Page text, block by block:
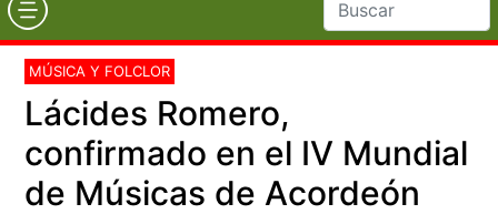
MÚSICA Y FOLCLOR
Lácides Romero,
confirmado en el IV Mundial
de Músicas de Acordeón